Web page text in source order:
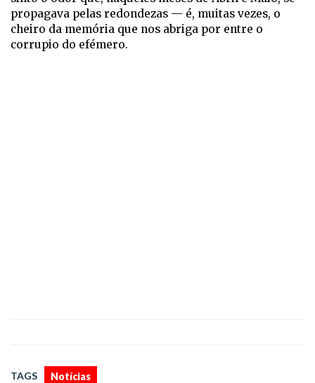
propagava pelas redondezas — é, muitas vezes, o
cheiro da memória que nos abriga por entre o
corrupio do efémero.
TAGS Notícias